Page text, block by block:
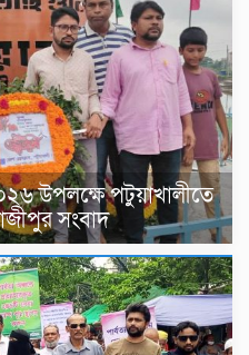
উপলক্ষে পটুয়াখালীতে
সংবাদ